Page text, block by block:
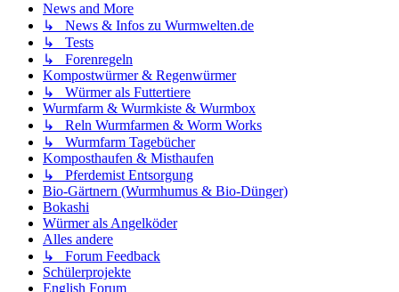
News and More
↳ News & Infos zu Wurmwelten.de
↳ Tests
↳ Forenregeln
Kompostwürmer & Regenwürmer
↳ Würmer als Futtertiere
Wurmfarm & Wurmkiste & Wurmbox
↳ Reln Wurmfarmen & Worm Works
↳ Wurmfarm Tagebücher
Komposthaufen & Misthaufen
↳ Pferdemist Entsorgung
Bio-Gärtnern (Wurmhumus & Bio-Dünger)
Bokashi
Würmer als Angelköder
Alles andere
↳ Forum Feedback
Schülerprojekte
English Forum